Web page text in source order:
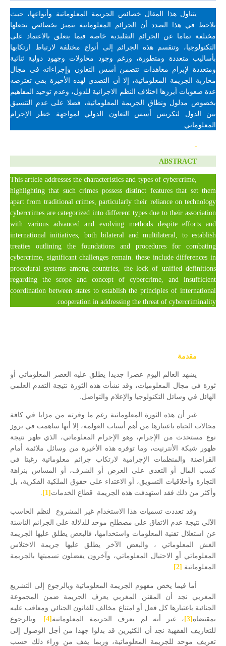
يتناول هذا المقال خصائص الجريمة المعلوماتية وأنواعها، حيث
يلاحظ في هذا الصدد أن الجرائم المعلوماتية تتميز بخصائص تجعلها
مختلفة تماما عن الجرائم التقليدية خاصة فيما يتعلق بالاعتماد على
التكنولوجيا، وتنقسم هذه الجرائم إلى أنواع مختلفة لارتباط ارتكابها
بأساليب متعددة ومتطورة، ورغم وجود محاولات وجهود دولية ثنائية
ومتعددة لإبرام معاهدات تتضمن أسس التعاون وإجراءاته في مجال
محاربة الجريمة المعلوماتية، إلا أن التصدي لهذه الأخيرة بقي تعترضه
عدة صعوبات أبرزها اختلاف النظم الاجرائية للدول، وعدم توحيد المفاهيم
بخصوص مدلول ونطاق الجريمة المعلوماتية، فضلا على عدم التنسيق
بين الدول لتكريس أسس التعاون الدولي لمواجهة خطر الإجرام
المعلوماتي.
ABSTRACT
This article addresses the characteristics and types of cybercrime,
highlighting that such crimes possess distinct features that set them
apart from traditional crimes, particularly their reliance on technology
cybercrimes are categorized into different types due to their association
with various advanced and evolving methods despite efforts and
international initiatives, both bilateral and multilateral, to establish
treaties outlining the foundations and procedures for combating
cybercrime, significant challenges remain. these include differences in
procedural systems among countries, the lock of unified definitions
regarding the scope and concept of cybercrime, and insufficient
coordination between states to establish the principles of international
cooperation in addressing the threat of cybercriminality.
مقدمة
يشهد العالم اليوم عصرا جديدا يطلق عليه العصر المعلوماتي أو
ثورة في مجال المعلوميات، وقد نشأت هذه الثورة نتيجة التقدم العلمي
الهائل في وسائل التكنولوجيا والإعلام والتواصل.
غير أن هذه الثورة المعلوماتية رغم ما وفرته من مزايا في كافة
مجالات الحياة باعتبارها من أهم أسباب العولمة، إلا أنها ساهمت في بروز
نوع مستحدث من الإجرام، وهو الإجرام المعلوماتي، الذي ظهر نتيجة
ظهور شبكة الأنترنيت، وما توفره هذه الأخيرة من وسائل ملائمة أمام
القراصنة والمنظمات الإجرامية لارتكاب جرائم معلوماتية رغبتا في
كسب المال أو التعدي على العرض أو الشرف، أو المساس بنزاهة
التجارة وأخلاقيات التسويق، أو الاعتداء على حقوق الملكية الفكرية، بل
وأكثر من ذلك فقد استهدفت هذه الجريمة قطاع الخدمات [1]
وقد تعددت تسميات هذا الاستخدام غير المشروع
لنظم الحاسب
الآلي نتيجة عدم الاتفاق على مصطلح موحد للدلالة على الجرائم الناشئة
عن استغلال تقنية المعلومات واستخدامها، فالبعض يطلق عليها الجريمة
الغش المعلوماتي ، والبعض الآخر يطلق عليها جريمة الاختلاس
المعلوماتي أو الاحتيال المعلوماتي، وآخرون يفضلون تسميتها بالجريمة
المعلوماتية. [2]
أما فيما يخص مفهوم الجريمة المعلوماتية وبالرجوع إلى التشريع
المغربي نجد أن المقنن المغربي يعرف الجريمة ضمن المجموعة
الجنائية باعتبارها كل فعل أو امتناع مخالف للقانون الجنائي ومعاقب عليه
بمقتضاه [3] ، غير أنه لم يعرف الجريمة المعلوماتية [4]
. وبالرجوع
للتعاريف الفقهية نجد أن الكثيرين قد بدلوا جهدا من أجل الوصول إلى
تعريف موحد للجريمة المعلوماتية، وربما يقف من وراءذلك حسب